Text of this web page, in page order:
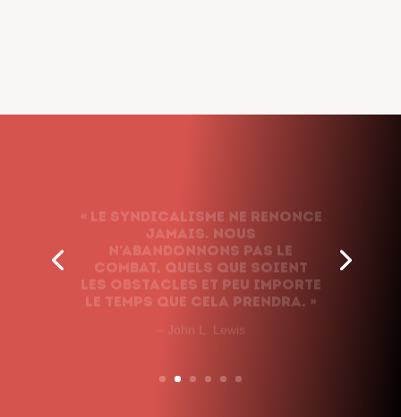
jamais. Nous
n’abandonnons pas le
combat, quels que soient
les obstacles et peu importe
le temps que cela prendra. »